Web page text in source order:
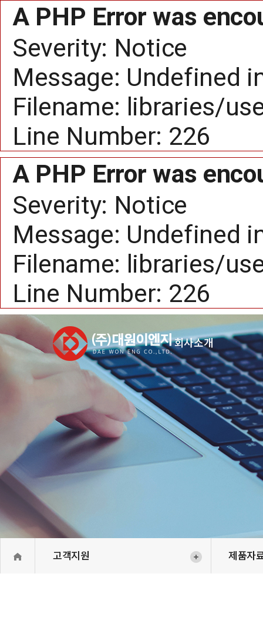
A PHP Error was
Severity: Notice
Message: Undefined
Filename: libraries/
Line Number: 226
A PHP Error was
Severity: Notice
Message: Undefined
Filename: libraries/
Line Number: 226
회사소개
인사말 회
Coating M/C Laminating M/C Slitting M/C
고객지원 제품자